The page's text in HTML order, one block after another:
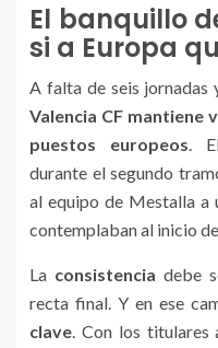
El banquillo
si a Europa
A falta de seis jornadas
Valencia CF mantiene
puestos europeos.
durante el segundo
al equipo de Mestalla a
contemplaban al inicio
La consistencia debe
recta final. Y en ese
clave. Con los titulares